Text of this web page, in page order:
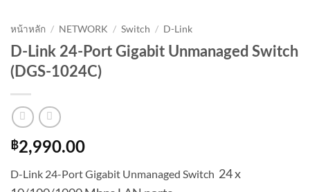
หน้าหลัก / NETWORK / Switch / D-Link
D-Link 24-Port Gigabit Unmanaged Switch
(DGS-1024C)
฿2,990.00
D-Link 24-Port Gigabit Unmanaged Switch 24 x